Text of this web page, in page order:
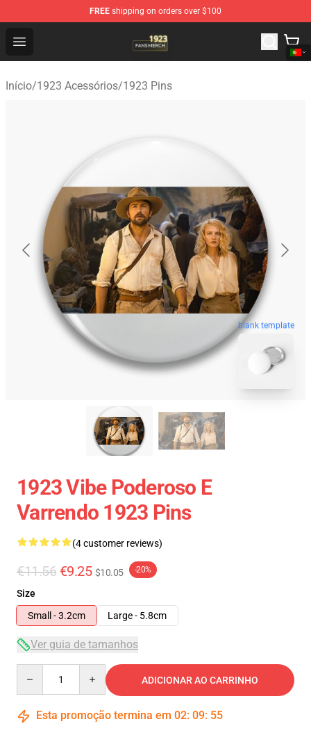
FREE shipping on orders over $100
Open menu
1923 Shop - Official 1923 Merchandise Store
Início/1923 Acessórios/1923 Pins
blank template
1923 Vibe Poderoso E
Varrendo 1923 Pins
(4 customer reviews)
€11.56 €9.25 $10.05 -20%
Size
Small - 3.2cm
Large - 5.8cm
Ver guia de tamanhos
ADICIONAR AO CARRINHO
Esta promoção termina em 02: 09: 55